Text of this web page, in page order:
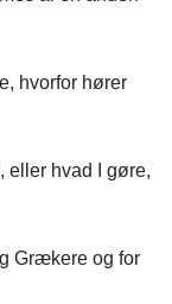
hvorfor hører
eller hvad I gøre,
Grækere og for